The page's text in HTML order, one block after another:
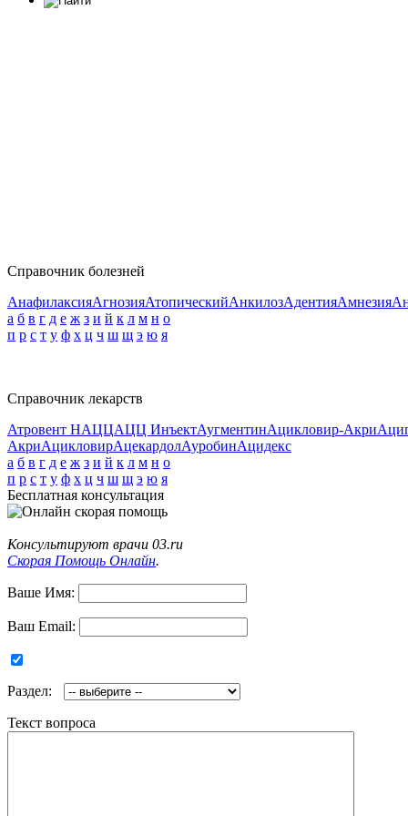
Справочник болезней
АнафилаксияАгнозияАтопическийАнкилозАдентияАмнезия
а б в г д е ж з и й к л м н о
п р с т у ф х ц ч ш щ э ю я
Справочник лекарств
Атровент НАЦЦАЦЦ ИнъектАугментинАцикловир-Акри
АкриАцикловирАцекардолАуробинАцидекс
а б в г д е ж з и й к л м н о
п р с т у ф х ц ч ш щ э ю я
Бесплатная консультация
Консультируют врачи 03.ru
Скорая Помощь Онлайн.
Ваше Имя:
Ваш Email:
Раздел:
Текст вопроса